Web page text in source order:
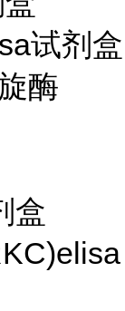
试剂盒
酶
盒